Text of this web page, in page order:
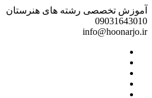
آموزش تخصصی رشته های هنرستان
09031643010
info@hoonarjo.ir